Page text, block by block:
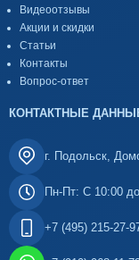
Видеоотзывы
Акции и скидки
Статьи
Контакты
Вопрос-ответ
КОНТАКТНЫЕ
г. Подольск,
Пн-Пт: С 10:00
+7 (495) 215-27-